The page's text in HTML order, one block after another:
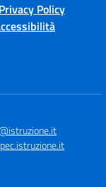
Privacy Policy